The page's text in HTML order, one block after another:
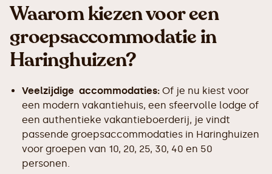
Waarom kiezen voor een
groepsaccommodatie in
Haringhuizen?
Veelzijdige accommodaties: Of je nu kiest voor
een modern vakantiehuis, een sfeervolle lodge of
een authentieke vakantieboerderij, je vindt
passende groepsaccommodaties in Haringhuizen
voor groepen van 10, 20, 25, 30, 40 en 50
personen.